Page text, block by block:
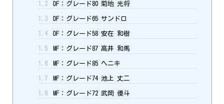
1.2 DF：グレード80 菊地 光将
1.3 DF：グレード65 サンドロ
1.4 DF：グレード58 安在 和樹
1.5 MF：グレード87 高井 和馬
1.6 MF：グレード85 ヘニキ
1.7 MF：グレード74 池上 丈二
1.8 MF：グレード72 武岡 優斗